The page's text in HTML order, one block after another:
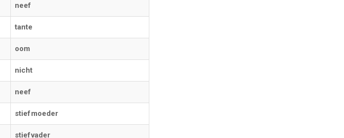
neef
tante
oom
nicht
neef
stiefmoeder
stiefvader